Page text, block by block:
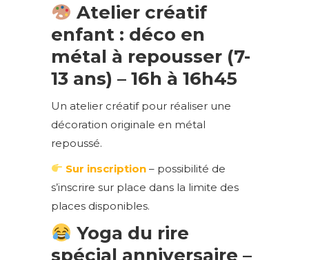
Atelier créatif
enfant : déco en
métal à repousser (7-
13 ans) – 16h à 16h45
Un atelier créatif pour réaliser une
décoration originale en métal
repoussé.
Sur inscription – possibilité de
s’inscrire sur place dans la limite des
places disponibles.
Yoga du rire
spécial anniversaire –